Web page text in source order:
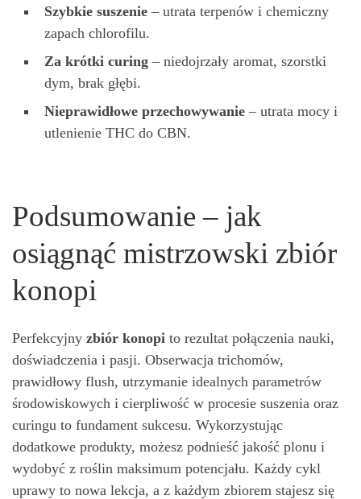
Szybkie suszenie – utrata terpenów i chemiczny
zapach chlorofilu.
Za krótki curing – niedojrzały aromat, szorstki
dym, brak głębi.
Nieprawidłowe przechowywanie – utrata mocy i
utlenienie THC do CBN.
Podsumowanie – jak
osiągnąć mistrzowski zbiór
konopi
Perfekcyjny zbiór konopi to rezultat połączenia nauki,
doświadczenia i pasji. Obserwacja trichomów,
prawidłowy flush, utrzymanie idealnych parametrów
środowiskowych i cierpliwość w procesie suszenia oraz
curingu to fundament sukcesu. Wykorzystując
dodatkowe produkty, możesz podnieść jakość plonu i
wydobyć z roślin maksimum potencjału. Każdy cykl
uprawy to nowa lekcja, a z każdym zbiorem stajesz się